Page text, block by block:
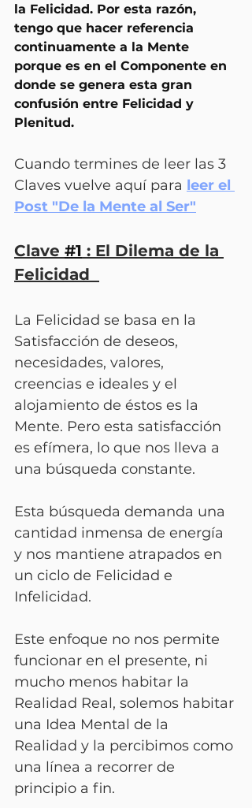
la Felicidad. Por esta razón,
tengo que hacer referencia
continuamente a la Mente
porque es en el Componente en
donde se genera esta gran
confusión entre Felicidad y
Plenitud.
Cuando termines de leer las 3
Claves vuelve aquí para leer el
Post "De la Mente al Ser"
Clave #1 : El Dilema de la
Felicidad
La Felicidad se basa en la
Satisfacción de deseos,
necesidades, valores,
creencias e ideales y el
alojamiento de éstos es la
Mente. Pero esta satisfacción
es efímera, lo que nos lleva a
una búsqueda constante.
Esta búsqueda demanda una
cantidad inmensa de energía
y nos mantiene atrapados en
un ciclo de Felicidad e
Infelicidad.
Este enfoque no nos permite
funcionar en el presente, ni
mucho menos habitar la
Realidad Real, solemos habitar
una Idea Mental de la
Realidad y la percibimos como
una línea a recorrer de
principio a fin.